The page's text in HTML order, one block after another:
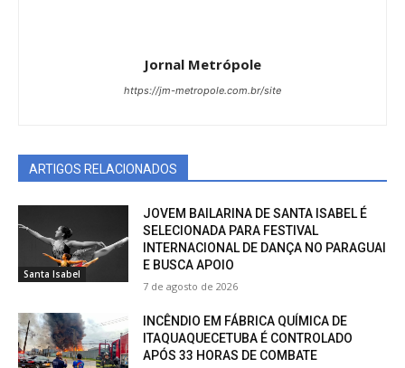
Jornal Metrópole
https://jm-metropole.com.br/site
ARTIGOS RELACIONADOS
Santa Isabel
JOVEM BAILARINA DE SANTA ISABEL É
SELECIONADA PARA FESTIVAL
INTERNACIONAL DE DANÇA NO PARAGUAI
E BUSCA APOIO
7 de agosto de 2026
INCÊNDIO EM FÁBRICA QUÍMICA DE
ITAQUAQUECETUBA É CONTROLADO
APÓS 33 HORAS DE COMBATE